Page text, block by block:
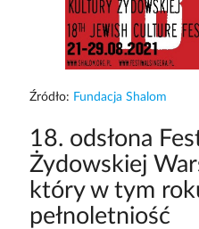
Źródło: Fundacja Shalom
18. odsłona
Żydowskiej
który w tym
pełnoletniość